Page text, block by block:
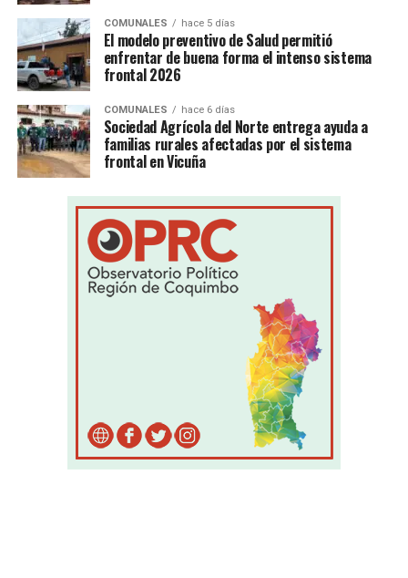
COMUNALES hace 5 días
El modelo preventivo de Salud permitió
enfrentar de buena forma el intenso sistema
frontal 2026
COMUNALES hace 6 días
Sociedad Agrícola del Norte entrega ayuda a
familias rurales afectadas por el sistema
frontal en Vicuña